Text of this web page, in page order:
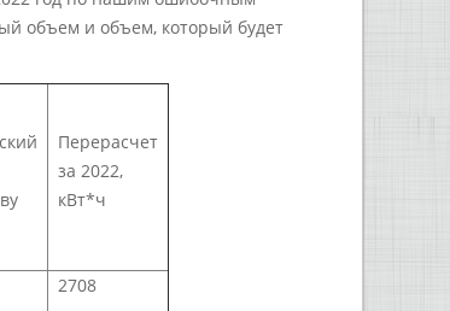
объем и объем, который будет
Перерасчет
за 2022,
кВт*ч
2708